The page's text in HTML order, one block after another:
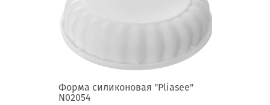
Форма силиконовая "Pliasee"
N02054